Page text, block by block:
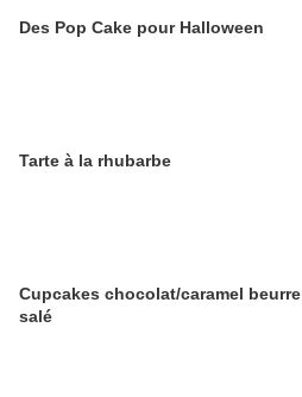
Des Pop Cake pour Halloween
Tarte à la rhubarbe
Cupcakes chocolat/caramel beurre
salé